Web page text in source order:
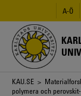
huvudinnehåll
A-Ö
Länkstig
KAU.SE >
polymera och